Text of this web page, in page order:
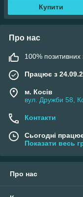
Купити
Про нас
100% позитивних
Працює з
м. Косів
вул. Дружби 58,
Контакти
Сьогодні
Показати весь
Про нас